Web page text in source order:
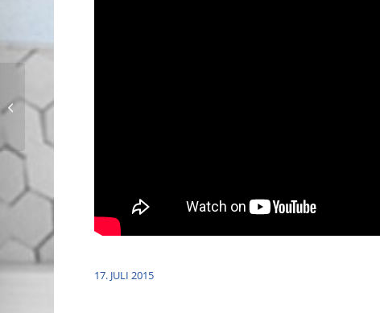
17. JULI 2015
Parkkosten zu hoch?
Nicht bei uns!